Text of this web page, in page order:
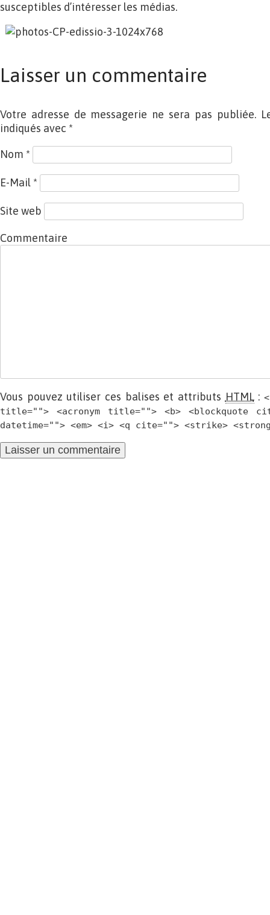
susceptibles d’intéresser les médias.
Laisser un commentaire
Votre adresse de messagerie ne sera pas publiée.
indiqués avec *
Nom *
E-Mail *
Site web
Commentaire
Vous pouvez utiliser ces balises et attributs HTML:
title=""> <acronym title=""> <b> <blockquote
datetime=""> <em> <i> <q cite=""> <strike>